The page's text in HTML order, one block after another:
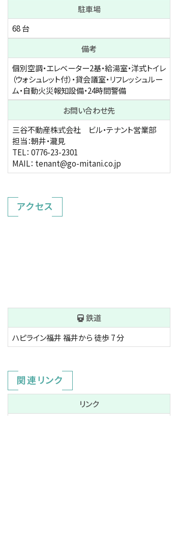
駐車場
68 台
備考
個別空調・エレベーター2基・給湯室・洋式トイレ
（ウォシュレット付）・貸会議室・リフレッシュルー
ム・自動火災報知設備・24時間警備
お問い合わせ先
三谷不動産株式会社 ビル・テナント営業部
担当：朝井・瀧見
TEL： 0776-23-2301
MAIL： tenant@go-mitani.co.jp
アクセス
鉄道
ハピライン福井福井から徒歩 7 分
関連リンク
リンク